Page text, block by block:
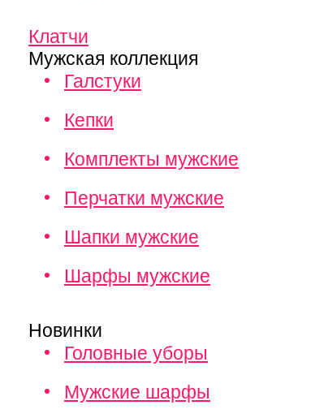
Клатчи
Мужская коллекция
Галстуки
Кепки
Комплекты мужские
Перчатки мужские
Шапки мужские
Шарфы мужские
Новинки
Головные уборы
Мужские шарфы